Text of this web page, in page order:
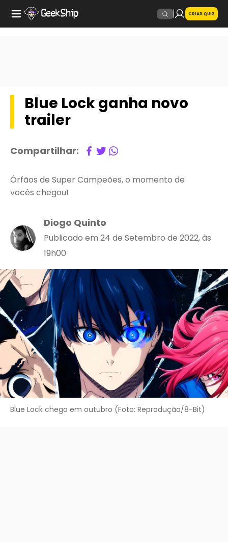
CRIAR QUIZ
Blue Lock ganha novo
trailer
Compartilhar:
Órfãos de Super Campeões, o momento de
vocês chegou!
Diogo Quinto
Publicado em 24 de Setembro de 2022, às
19h00
Blue Lock chega em outubro (Foto: Reprodução/8-Bit)